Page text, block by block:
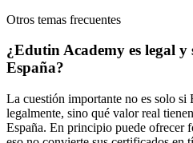
Otros temas frecuentes
¿Edutin Academy es legal y
España?
La cuestión importante no es solo
legalmente, sino qué valor real
España. En principio puede ofrecer